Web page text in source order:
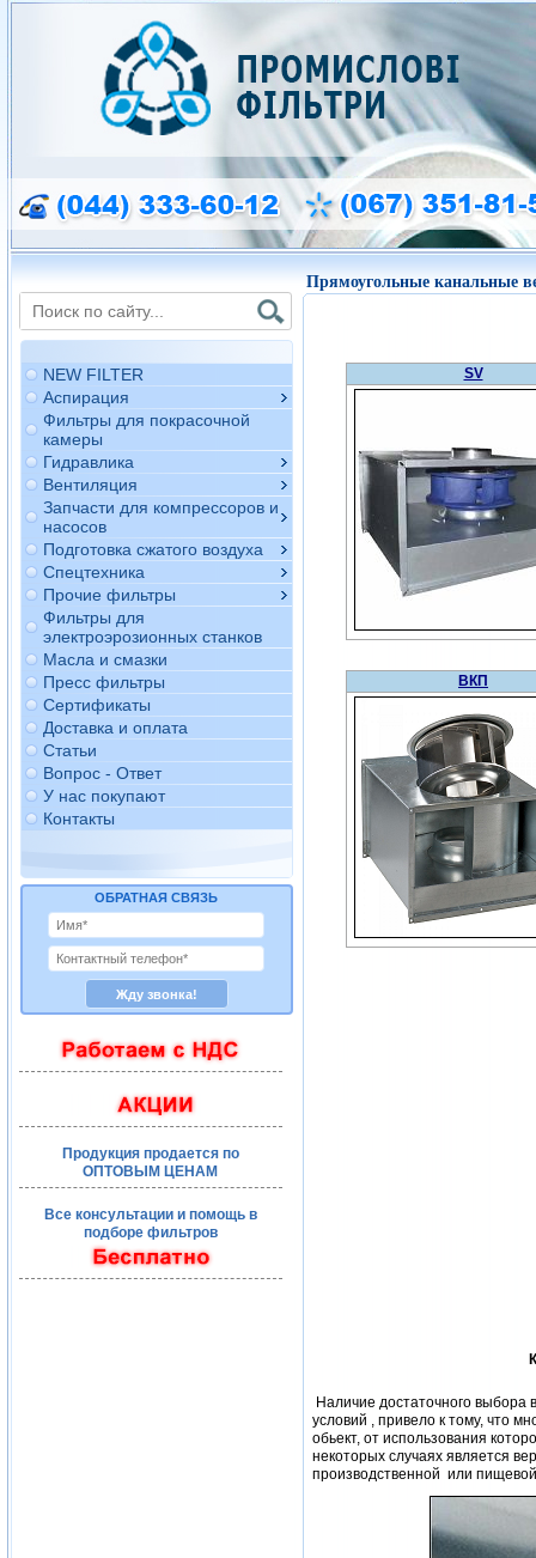
NEW FILTER
Аспирация
Фильтры для покрасочной
камеры
Гидравлика
Вентиляция
Запчасти для компрессоров и
насосов
Подготовка сжатого воздуха
Спецтехника
Прочие фильтры
Фильтры для
электроэрозионных станков
Масла и смазки
Пресс фильтры
Сертификаты
Доставка и оплата
Статьи
Вопрос - Ответ
У нас покупают
Контакты
ОБРАТНАЯ СВЯЗЬ
Продукция продается по
ОПТОВЫМ ЦЕНАМ
Все консультации и помощь в
подборе фильтров
Прямоугольные канальные
SV
ВКП
Наличие достаточного
условий , привело к тому, что
обьект, от использования
некоторых случаях является
производственной или